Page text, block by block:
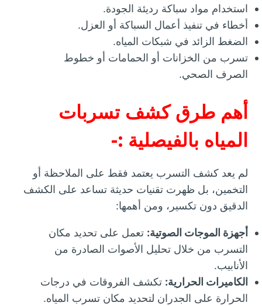
استخدام مواد سباكة رديئة الجودة.
أخطاء في تنفيذ أعمال السباكة أو العزل.
الضغط الزائد في شبكات المياه.
تسرب من الخزانات أو الحمامات أو خطوط
الصرف الصحي.
أهم طرق كشف تسربات
المياه بالفيصلية :-
لم يعد كشف التسرب يعتمد فقط على الملاحظة أو
التخمين، بل ظهرت تقنيات حديثة تساعد على الكشف
الدقيق دون تكسير، ومن أهمها:
أجهزة الموجات الصوتية: تعمل على تحديد مكان
التسرب من خلال تحليل الأصوات الصادرة من
الأنابيب.
الكاميرات الحرارية: تكشف الفروقات في درجات
الحرارة على الجدران لتحديد مكان تسرب المياه.